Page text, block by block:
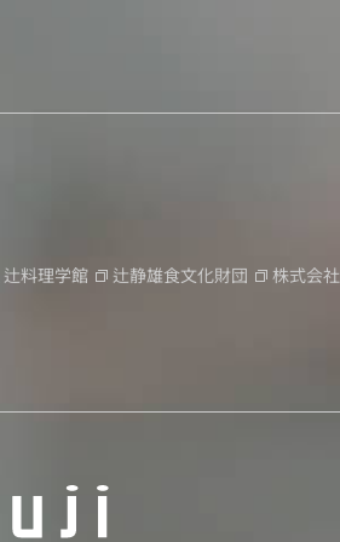
辻料理学館 辻静雄食文化財団 株式会社